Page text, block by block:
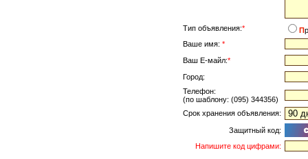
Тип объявления:* П
Ваше имя: *
Ваш Е-майл:*
Город:
Телефон:
(по шаблону: (095) 344356)
Срок хранения объявления:
Защитный код:
Напишите код цифрами: